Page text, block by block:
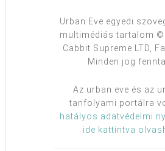
Urban:Eve egyedi
multimédiás tartalom ©
Cabbit Supreme LTD,
Minden jog
Az urban:eve és az
tanfolyami portálra
hatályos adatvédelmi
ide kattintva